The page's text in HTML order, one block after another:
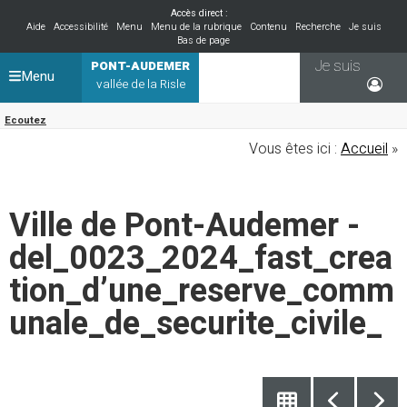
Accès direct :
Aide
Accessibilité Menu Menu de la rubrique Contenu Recherche
Je suis
Bas de page
PONT-AUDEMER
vallée de la Risle
Ecoutez
Je suis
Menu
Vous êtes ici : Accueil »
Ville de Pont-Audemer -
del_0023_2024_fast_crea
tion_d’une_reserve_comm
unale_de_securite_civile_